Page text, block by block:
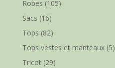
Robes (105)
Sacs (16)
Tops (82)
Tops vestes et manteaux(5)
Tricot(29)